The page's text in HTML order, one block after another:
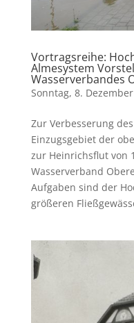
Vortragsreihe:
Almesystem
Wasserverbandes
Sonntag, 8.
Zur Verbesserung
Einzugsgebiet der
zur Heinrichsflut von
Wasserverband
Aufgaben sind der
größeren